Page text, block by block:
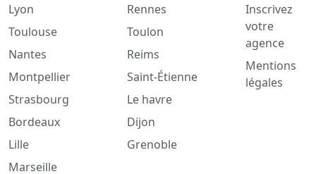
Lyon
Toulouse
Nantes
Montpellier
Strasbourg
Bordeaux
Lille
Marseille
Rennes
Toulon
Reims
Saint-Étienne
Le havre
Dijon
Grenoble
Inscrivez
votre
agence
Mentions
légales